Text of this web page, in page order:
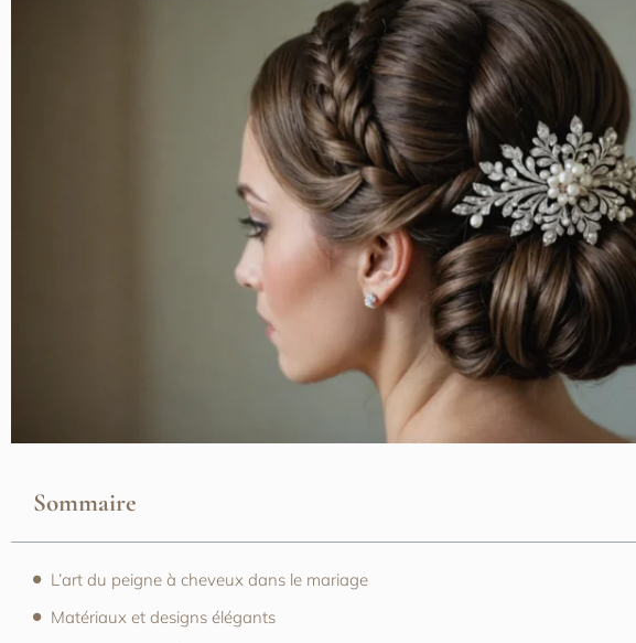
Sommaire
L’art du peigne à cheveux dans le mariage
Matériaux et designs élégants